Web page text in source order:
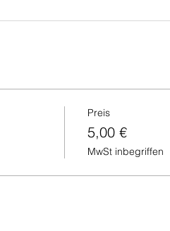
Preis
5,00 €
MwSt inbegriffen